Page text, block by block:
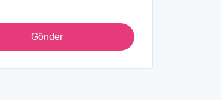
Gönder